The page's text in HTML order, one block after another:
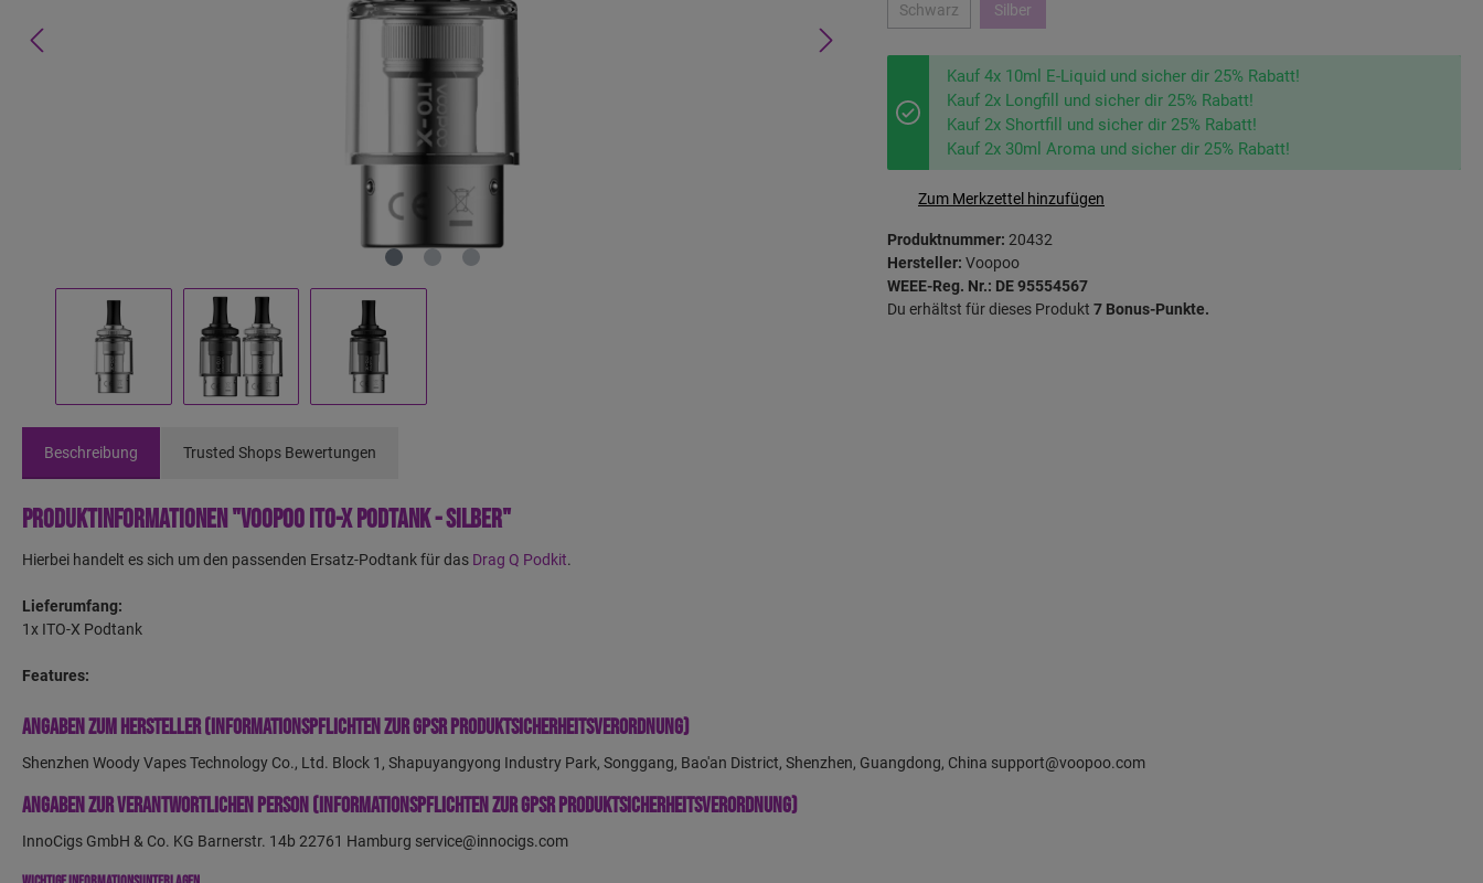
Schwarz Silber
Kauf 4x 10ml E-Liquid und sicher dir 25% Rabatt!
Kauf 2x Longfill und sicher dir 25% Rabatt!
Kauf 2x Shortfill und sicher dir 25% Rabatt!
Kauf 2x 30ml Aroma und sicher dir 25% Rabatt!
Zum Merkzettel hinzufügen
Produktnummer: 20432
Hersteller: Voopoo
WEEE-Reg. Nr.: DE 95554567
Du erhältst für dieses Produkt 7 Bonus-Punkte.
Beschreibung Trusted Shops Bewertungen
Produktinformationen "VooPoo ITO-X Podtank - Silber"
Hierbei handelt es sich um den passenden Ersatz-Podtank für das Drag Q Podkit.
Lieferumfang:
1x ITO-X Podtank
Features:
Angaben zum Hersteller (Informationspflichten zur GPSR Produktsicherheitsverordnung)
Shenzhen Woody Vapes Technology Co., Ltd. Block 1, Shapuyangyong Industry Park, Songgang, Bao'an District, Shenzhen, Guangdong, China support@voopoo.com
Angaben zur verantwortlichen Person (Informationspflichten zur GPSR Produktsicherheitsverordnung)
InnoCigs GmbH & Co. KG Barnerstr. 14b 22761 Hamburg service@innocigs.com